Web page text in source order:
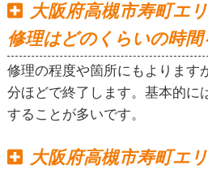
大阪府高槻市寿町エ
修理はどのくらいの時
修理の程度や箇所にもよります
分ほどで終了します。基本的に
することが多いです。
大阪府高槻市寿町エ